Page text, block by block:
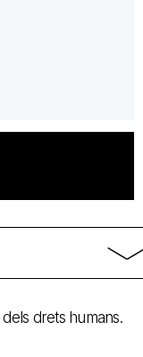
drets humans.